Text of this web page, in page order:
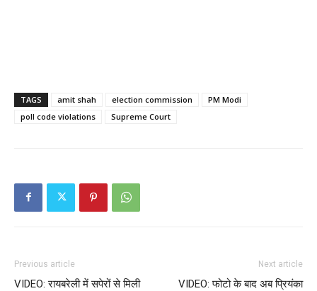
TAGS amit shah election commission
PM Modi
poll code violations
Supreme Court
Previous article
VIDEO: रायबरेली में सपेरों से मिली
Next article
VIDEO: फोटो के बाद अब प्र‍ियंका